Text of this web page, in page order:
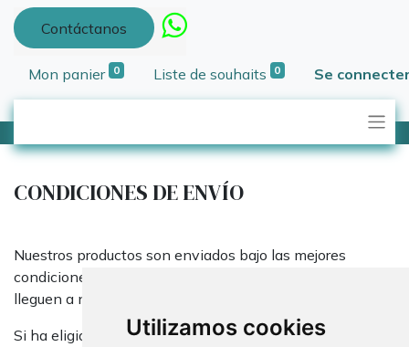
Utilizamos cookies
Contáctanos
Mon panier 0 Liste de souhaits 0 Se
CONDICIONES DE ENVÍO
Nuestros productos son enviados bajo las mejores
condiciones de embalaje, nuestra prioridad es que
lleguen a nuestros compradores intactos.
Si ha eligido el pago por transferencia, el envío se